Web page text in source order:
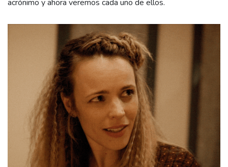
acrónimo y ahora veremos cada uno de ellos.